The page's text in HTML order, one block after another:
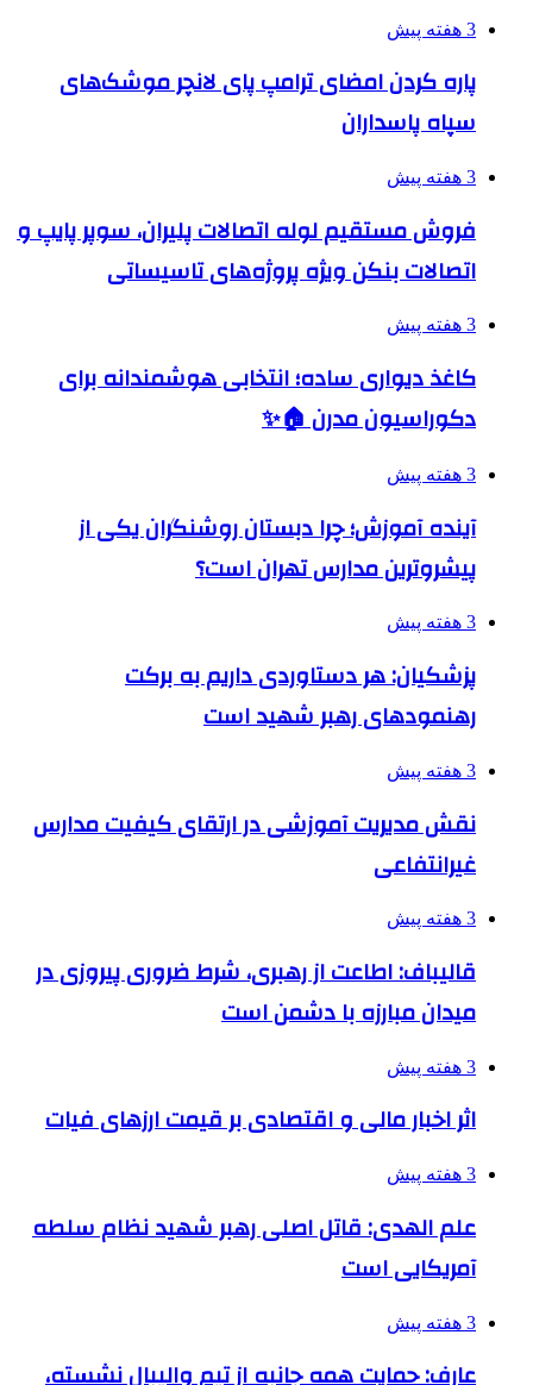
3 هفته پیش
پاره کردن امضای ترامپ پای لانچر موشک‌های
سپاه پاسداران
3 هفته پیش
فروش مستقیم لوله اتصالات پلیران، سوپر پایپ و
اتصالات بنکن ویژه پروژه‌های تاسیساتی
3 هفته پیش
کاغذ دیواری ساده؛ انتخابی هوشمندانه برای
دکوراسیون مدرن 🏠✨
3 هفته پیش
آینده آموزش؛ چرا دبستان روشنگران یکی از
پیشروترین مدارس تهران است؟
3 هفته پیش
پزشکیان: هر دستاوردی داریم به برکت
رهنمودهای رهبر شهید است
3 هفته پیش
نقش مدیریت آموزشی در ارتقای کیفیت مدارس
غیرانتفاعی
3 هفته پیش
قالیباف: اطاعت از رهبری، شرط ضروری پیروزی در
میدان مبارزه با دشمن است
3 هفته پیش
اثر اخبار مالی و اقتصادی بر قیمت ارزهای فیات
3 هفته پیش
علم الهدی: قاتل اصلی رهبر شهید نظام سلطه
آمریکایی است
3 هفته پیش
عارف: حمایت همه جانبه از تیم والیبال نشسته،